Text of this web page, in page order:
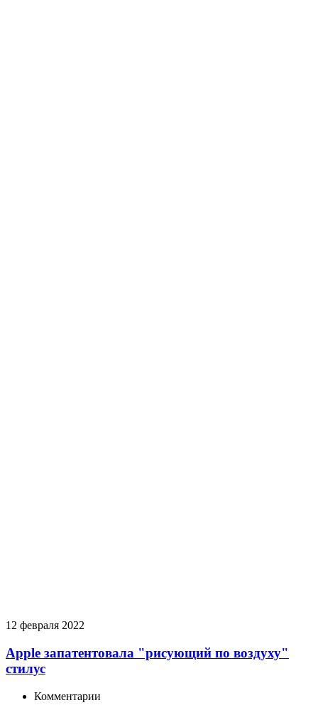
12 февраля 2022
Apple запатентовала "рисующий по воздуху"
стилус
Комментарии